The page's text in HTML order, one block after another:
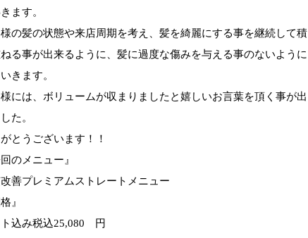
ます。
の髪の状態や来店周期を考え、髪を綺麗にする事を継続して積
る事が出来るように、髪に過度な傷みを与える事のないように
きます。
には、ボリュームが収まりましたと嬉しいお言葉を頂く事が出
た。
とうございます！！
回のメニュー』
善プレミアムストレートメニュー
』
ト込み税込25,080 円